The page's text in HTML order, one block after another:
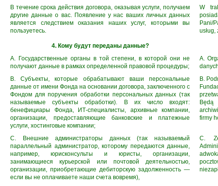
В течение срока действия договора, оказывая услуги, получаем
другие данные о вас. Появление у нас ваших личных данных
является следствием оказания наших услуг, которыми вы
пользуетесь.
W
Pani/
4. Кому будут переданы данные?
A. Государственные органы в той степени, в которой они не
получают данные в рамках определенной правовой процедуры;
A.
B. Субъекты, которые обрабатывают ваши персональные
данные от имени Фонда на основании договора, заключенного с
Фондом для поручения обработки персональных данных (так
называемые субъекты обработки). В их число входят:
бенефициары Фонда, ИТ-специалисты, архивные компании,
организации, предоставляющие банковские и платежные
услуги, хостинговые компании;
B.
firmy
C. Внешние администраторы данных (так называемый
параллельный администратор, которому передаются данные,
например, юрисконсульты и юристы, организации,
занимающиеся курьерской или почтовой деятельностью,
организации, приобретающие дебиторскую задолженность —
если вы не оплачиваете наши счета вовремя),
C.